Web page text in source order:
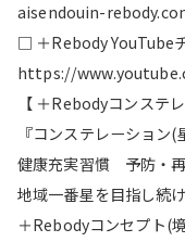
aisendouin-
□ ＋Rebody YouTube
https://
【 ＋Rebodyコンステ
『コンステレーション(
健康充実習慣 予防・
地域一番星を目指し続
＋Rebodyコンセプト(